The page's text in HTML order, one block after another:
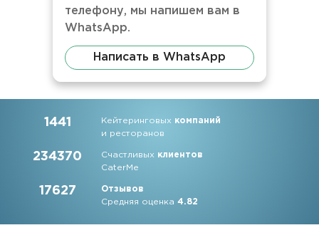
телефону, мы напишем вам в
WhatsApp.
Написать в WhatsApp
1441 Кейтеринговых компаний
и ресторанов
234370 Счастливых клиентов
CaterMe
17627
Отзывов
Средняя оценка4.82